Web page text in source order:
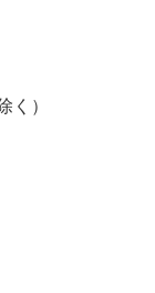
く）